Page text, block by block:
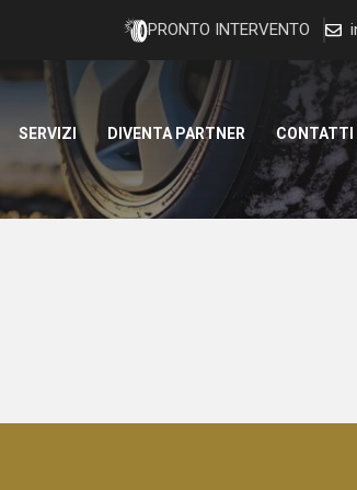
PRONTO INTERVENTO
SERVIZI DIVENTA PARTNER CONTATTI